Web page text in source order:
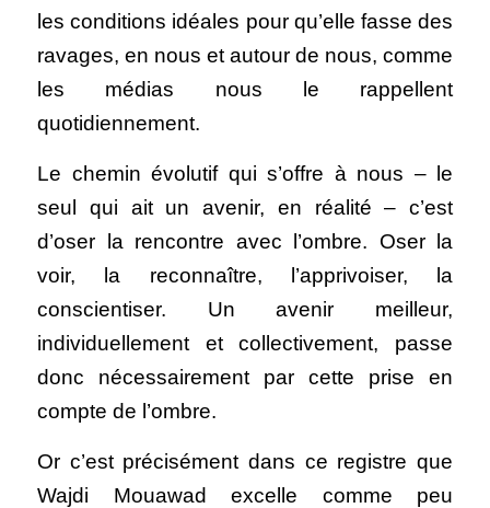
les conditions idéales pour qu’elle fasse des
ravages, en nous et autour de nous, comme
les médias nous le rappellent
quotidiennement.
Le chemin évolutif qui s’offre à nous – le
seul qui ait un avenir, en réalité – c’est
d’oser la rencontre avec l’ombre. Oser la
voir, la reconnaître, l’apprivoiser, la
conscientiser. Un avenir meilleur,
individuellement et collectivement, passe
donc nécessairement par cette prise en
compte de l’ombre.
Or c’est précisément dans ce registre que
Wajdi Mouawad excelle comme peu